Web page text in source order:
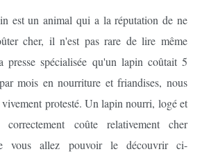
est un animal qui a la réputation de ne
cher, il n'est pas rare de lire même
presse spécialisée qu'un lapin coûtait 5
mois en nourriture et friandises, nous
protesté. Un lapin nourri, logé et
correctement coûte relativement cher
vous allez pouvoir le découvrir ci-